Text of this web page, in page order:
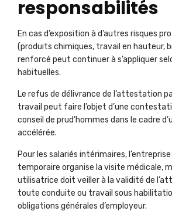
responsabilités
En cas d’exposition à d’autres risques
(produits chimiques, travail en hauteur,
renforcé peut continuer à s’appliquer
habituelles.
Le refus de délivrance de l’attestation
travail peut faire l’objet d’une
conseil de prud’hommes dans le cadre
accélérée.
Pour les salariés intérimaires,
temporaire organise la visite médicale,
utilisatrice doit veiller à la validité de
toute conduite ou travail sous
obligations générales d’employeur.